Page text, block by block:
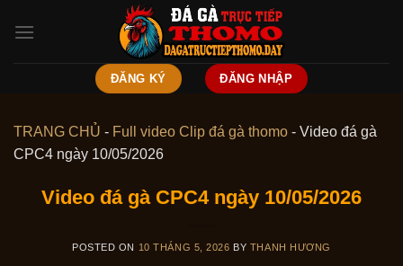
ĐĂNG KÝ ĐĂNG NHẬP
TRANG CHỦ - Full video Clip đá gà thomo - Video đá gà
CPC4 ngày 10/05/2026
Video đá gà CPC4 ngày 10/05/2026
POSTED ON 10 THÁNG 5, 2026 BY THANH HƯƠNG